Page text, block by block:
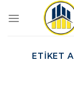
atla
ETIKET